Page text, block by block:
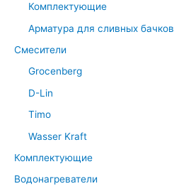
Комплектующие
Арматура для сливных бачков
Смесители
Grocenberg
D-Lin
Timo
Wasser Kraft
Комплектующие
Водонагреватели